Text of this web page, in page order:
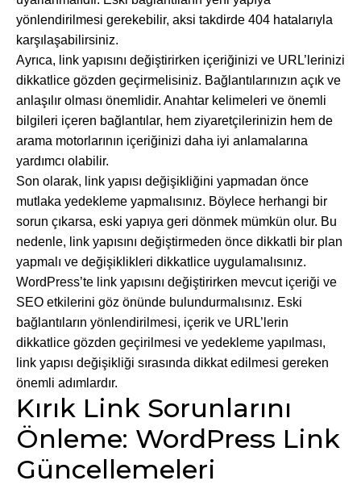
yönlendirilmesi gerekebilir, aksi takdirde 404 hatalarıyla
karşılaşabilirsiniz.
Ayrıca, link yapısını değiştirirken içeriğinizi ve URL’lerinizi
dikkatlice gözden geçirmelisiniz. Bağlantılarınızın açık ve
anlaşılır olması önemlidir. Anahtar kelimeleri ve önemli
bilgileri içeren bağlantılar, hem ziyaretçilerinizin hem de
arama motorlarının içeriğinizi daha iyi anlamalarına
yardımcı olabilir.
Son olarak, link yapısı değişikliğini yapmadan önce
mutlaka yedekleme yapmalısınız. Böylece herhangi bir
sorun çıkarsa, eski yapıya geri dönmek mümkün olur. Bu
nedenle, link yapısını değiştirmeden önce dikkatli bir plan
yapmalı ve değişiklikleri dikkatlice uygulamalısınız.
WordPress’te link yapısını değiştirirken mevcut içeriği ve
SEO etkilerini göz önünde bulundurmalısınız. Eski
bağlantıların yönlendirilmesi, içerik ve URL’lerin
dikkatlice gözden geçirilmesi ve yedekleme yapılması,
link yapısı değişikliği sırasında dikkat edilmesi gereken
önemli adımlardır.
Kırık Link Sorunlarını
Önleme: WordPress Link
Güncellemeleri